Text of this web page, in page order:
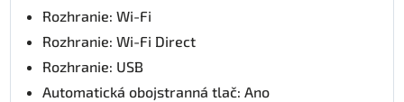
Rozhranie: Wi-Fi
Rozhranie: Wi-Fi Direct
Rozhranie: USB
Automatická obojstranná tlač: Ano